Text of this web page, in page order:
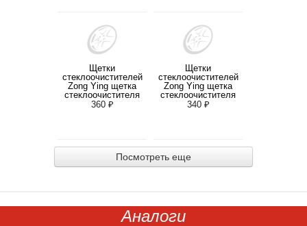
Щетки
стеклоочистителей
Zong Ying щетка
стеклоочистителя
бескаркасная 24-
360 ₽
Щетки
стеклоочистителей
Zong Ying щетка
стеклоочистителя
бескаркасная 22-
340 ₽
Посмотреть еще
Аналоги